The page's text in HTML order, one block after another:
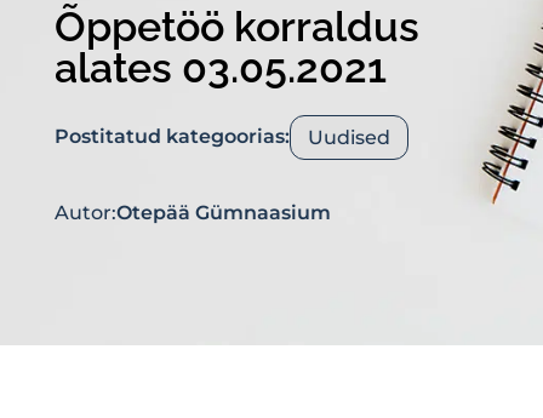
Õppetöö korraldus
alates 03.05.2021
Postitatud kategoorias: Uudised
Autor:Otepää Gümnaasium